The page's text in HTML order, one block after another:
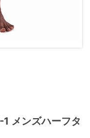
メンズハーフタ